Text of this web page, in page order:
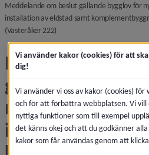
Meddelande om beslut gällande bygglov för
installation av eldstad samt
(Västeråker 222)
Meddelande
gällande
nybyggnad av
installation av
Vi använder kakor (cookies) för att
dig!
Vi använder vi oss av kakor (cookies)
och för att förbättra webbplatsen. Vi vill
nyttiga funktioner som till exempel
det känns okej och att du godkänner
kakor som får användas genom att